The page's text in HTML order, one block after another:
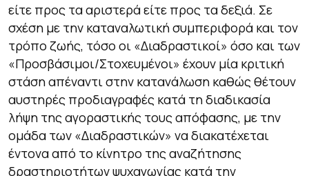
είτε προς τα αριστερά είτε προς τα δεξιά. Σε
σχέση με την καταναλωτική συμπεριφορά και τον
τρόπο ζωής, τόσο οι «Διαδραστικοί» όσο και των
«Προσβάσιμοι/Στοχευμένοι» έχουν μία κριτική
στάση απέναντι στην κατανάλωση καθώς θέτουν
αυστηρές προδιαγραφές κατά τη διαδικασία
λήψη της αγοραστικής τους απόφασης, με την
ομάδα των «Διαδραστικών» να διακατέχεται
έντονα από το κίνητρο της αναζήτησης
δραστηριοτήτων ψυχαγωγίας κατά την